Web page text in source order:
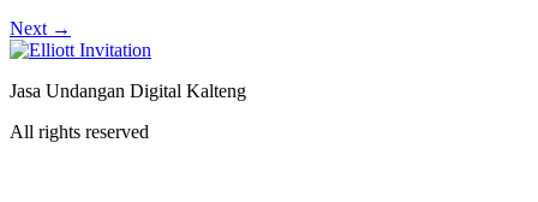
Next →
Jasa Undangan Digital Kalteng
All rights reserved